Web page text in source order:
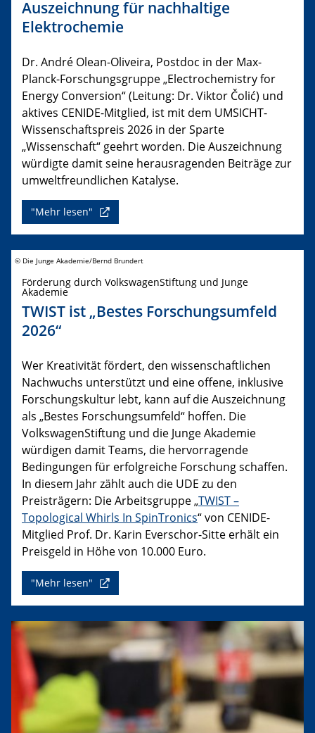
Auszeichnung für nachhaltige
Elektrochemie
Dr. André Olean-Oliveira, Postdoc in der Max-
Planck-Forschungsgruppe „Electrochemistry for
Energy Conversion“ (Leitung: Dr. Viktor Čolić) und
aktives CENIDE-Mitglied, ist mit dem UMSICHT-
Wissenschaftspreis 2026 in der Sparte
„Wissenschaft“ geehrt worden. Die Auszeichnung
würdigte damit seine herausragenden Beiträge zur
umweltfreundlichen Katalyse.
"Mehr lesen"
© Die Junge Akademie/Bernd Brundert
Förderung durch VolkswagenStiftung und Junge
Akademie
TWIST ist „Bestes Forschungsumfeld
2026“
Wer Kreativität fördert, den wissenschaftlichen
Nachwuchs unterstützt und eine offene, inklusive
Forschungskultur lebt, kann auf die Auszeichnung
als „Bestes Forschungsumfeld“ hoffen. Die
VolkswagenStiftung und die Junge Akademie
würdigen damit Teams, die hervorragende
Bedingungen für erfolgreiche Forschung schaffen.
In diesem Jahr zählt auch die UDE zu den
Preisträgern: Die Arbeitsgruppe „TWIST –
Topological Whirls In SpinTronics“ von CENIDE-
Mitglied Prof. Dr. Karin Everschor-Sitte erhält ein
Preisgeld in Höhe von 10.000 Euro.
"Mehr lesen"